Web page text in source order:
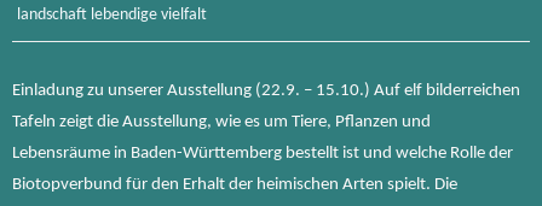
landschaft lebendige vielfalt
Einladung zu unserer Ausstellung (22.9. – 15.10.) Auf elf bilderreichen
Tafeln zeigt die Ausstellung, wie es um Tiere, Pflanzen und
Lebensräume in Baden-Württemberg bestellt ist und welche Rolle der
Biotopverbund für den Erhalt der heimischen Arten spielt. Die